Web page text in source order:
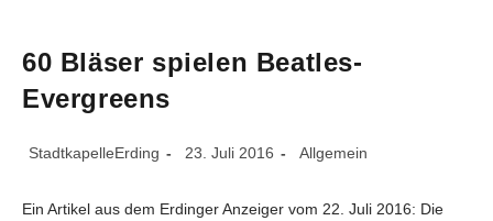
60 Bläser spielen Beatles-
Evergreens
Beitrags-
StadtkapelleErding
Beitrag
23. Juli 2016
Beitrags-
Allgemein
Ein Artikel aus dem Erdinger Anzeiger vom 22. Juli 2016: Die